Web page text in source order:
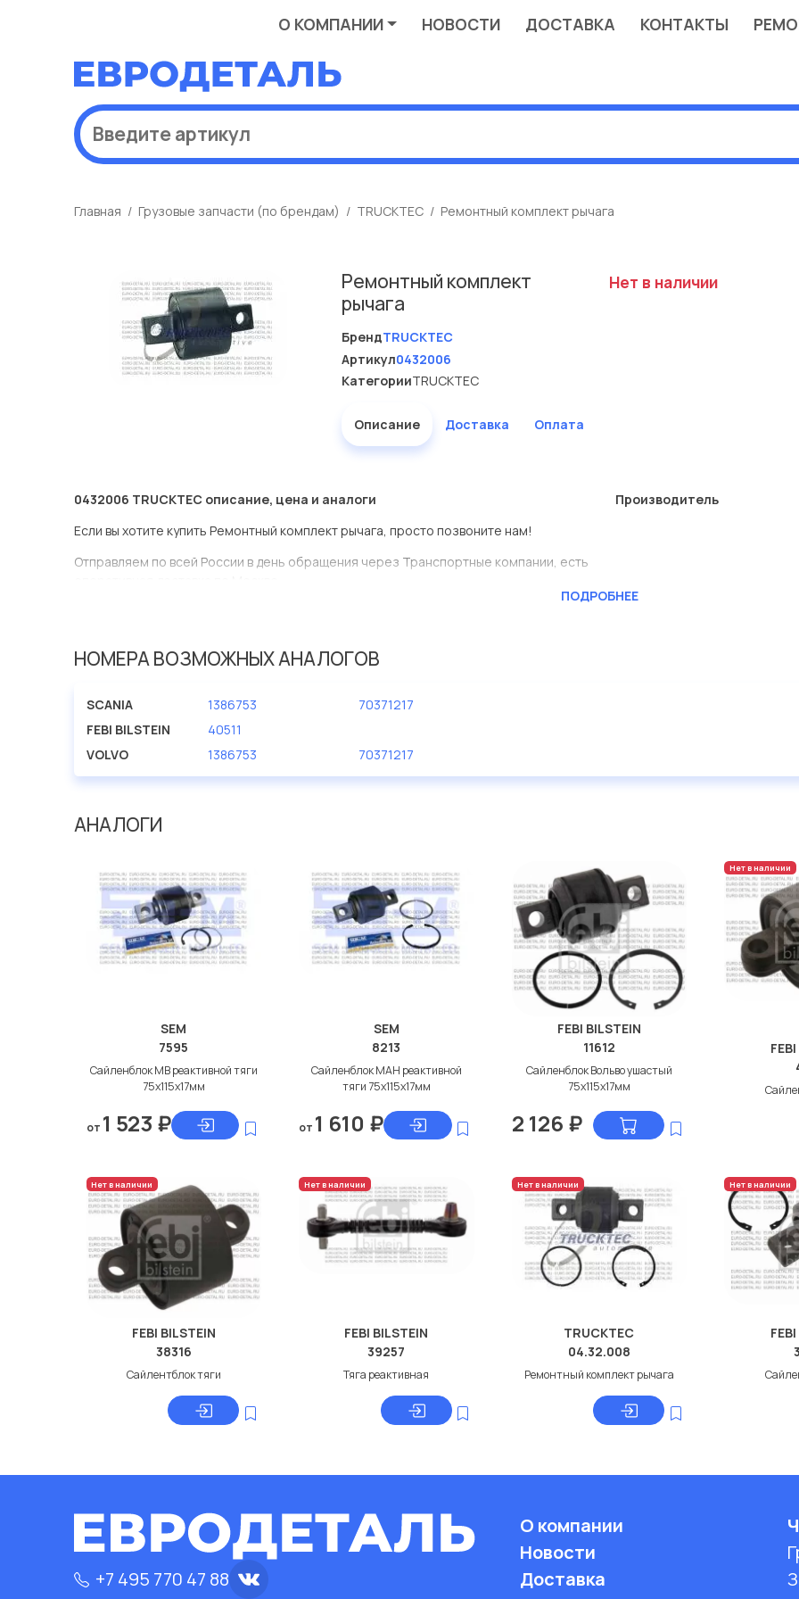
О КОМПАНИИ НОВОСТИ ДОСТАВКА КОНТАКТЫ
Главная Грузовые запчасти (по брендам) TRUCKTEC Ремонтный комплект рычага
Ремонтный комплект
рычага
БрендTRUCKTEC
Артикул0432006
КатегорииTRUCKTEC
Нет в наличии
Описание Доставка Оплата
0432006 TRUCKTEC описание, цена и аналоги
Если вы хотите купить Ремонтный комплект рычага, просто позвоните нам!
Отправляем по всей России в день обращения через Транспортные компании, есть
Мы продаем сертифицированные колодки тормозные дисковые с гарантией от
Производитель
ПОДРОБНЕЕ
НОМЕРА ВОЗМОЖНЫХ АНАЛОГОВ
SCANIA 1386753
70371217
FEBI BILSTEIN
40511
VOLVO
1386753 70371217
АНАЛОГИ
SEM
7595
Сайленблок МВ реактивной тяги
75x115x17мм
от 1 523 ₽
SEM
8213
Сайленблок МАН реактивной
тяги 75x115x17мм
от 1 610 ₽
FEBI BILSTEIN
11612
Сайленблок Вольво ушастый
75x115x17мм
2 126 ₽
Нет в наличии
Нет в наличии
FEBI BILSTEIN
38316
Сайлентблок тяги
Нет в наличии
FEBI BILSTEIN
39257
Тяга реактивная
Нет в наличии
TRUCKTEC
04.32.008
Ремонтный комплект рычага
Нет в наличии
+7 495 770 47 88
О компании
Новости
Доставка